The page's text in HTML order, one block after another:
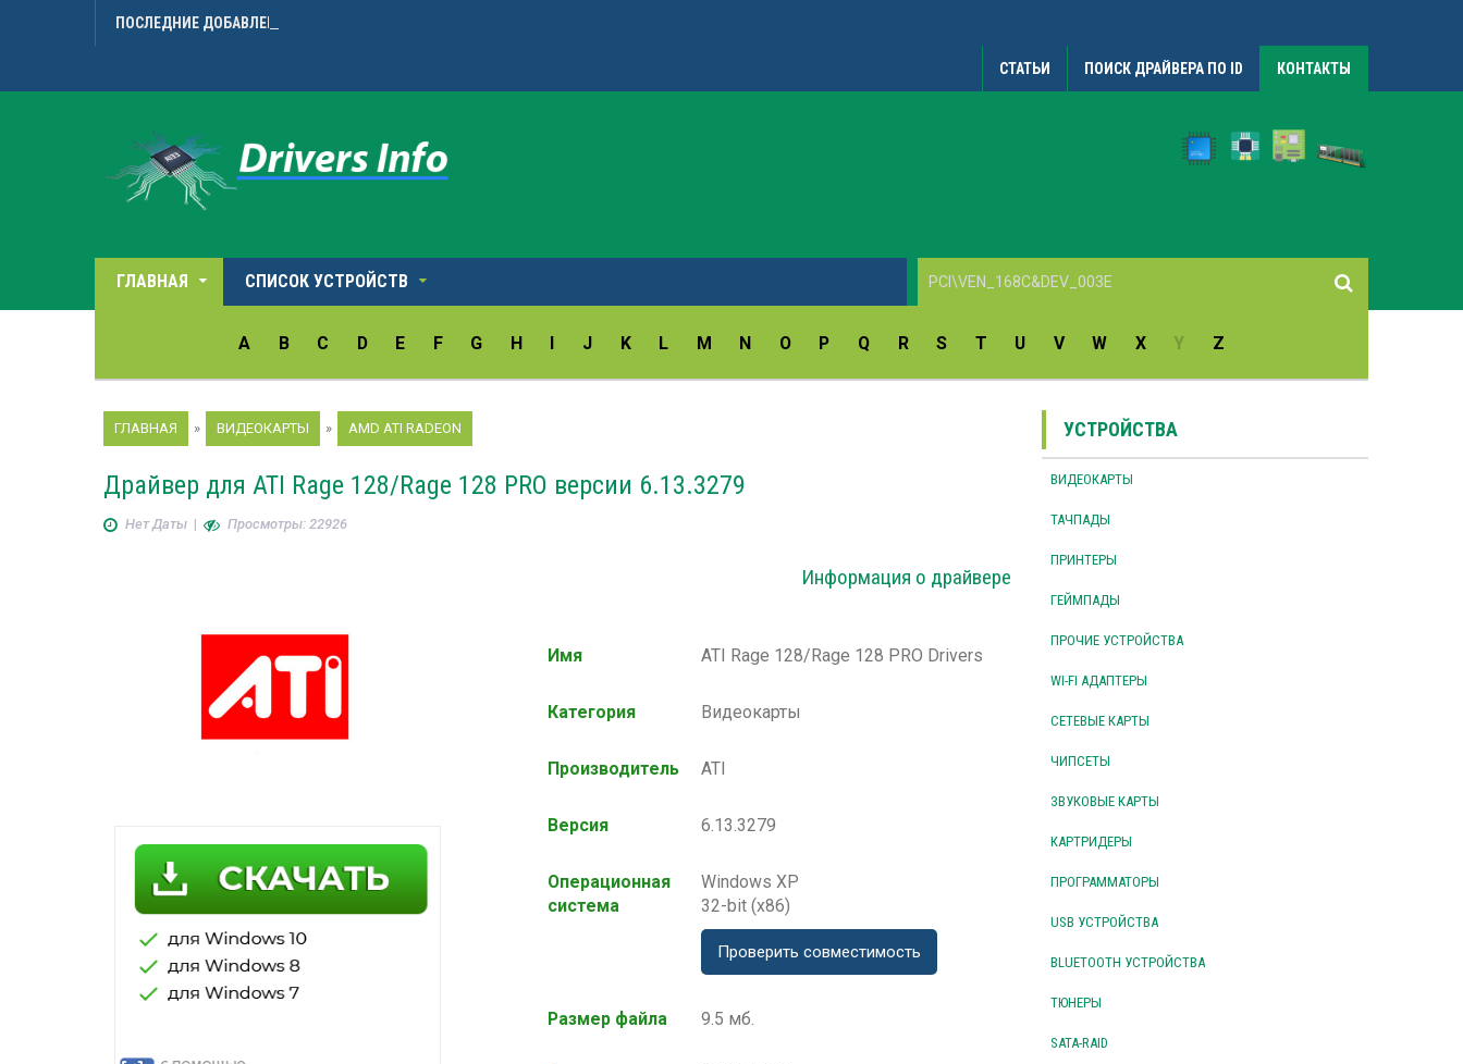
ПОСЛЕДНИЕ ДОБАВЛЕННЫЕ ДРАЙВЕРА
СТАТЬИ ПОИСК ДРАЙВЕРА ПО ID КОНТАКТЫ
ГЛАВНАЯ СПИСОК УСТРОЙСТВ
A B C D E F G H J K L M N O P Q R S T U V W X Y Z
ГЛАВНАЯ » ВИДЕОКАРТЫ » AMD ATI RADEON
Драйвер для ATI Rage 128/Rage 128 PRO версии 6.13.3279
Нет Даты | Просмотры: 22926
Информация о драйвере
Имя ATI Rage 128/Rage 128 PRO Drivers
Категория Видеокарты
Производитель ATI
Версия 6.13.3279
Операционная
система
Windows XP
32-bit (x86)
Проверить совместимость
Размер файла 9.5 мб.
УСТРОЙСТВА
ВИДЕОКАРТЫ
ТАЧПАДЫ
ПРИНТЕРЫ
ГЕЙМПАДЫ
ПРОЧИЕ УСТРОЙСТВА
WI-FI АДАПТЕРЫ
СЕТЕВЫЕ КАРТЫ
ЧИПСЕТЫ
ЗВУКОВЫЕ КАРТЫ
КАРТРИДЕРЫ
ПРОГРАММАТОРЫ
USB УСТРОЙСТВА
BLUETOOTH УСТРОЙСТВА
ТЮНЕРЫ
SATA-RAID